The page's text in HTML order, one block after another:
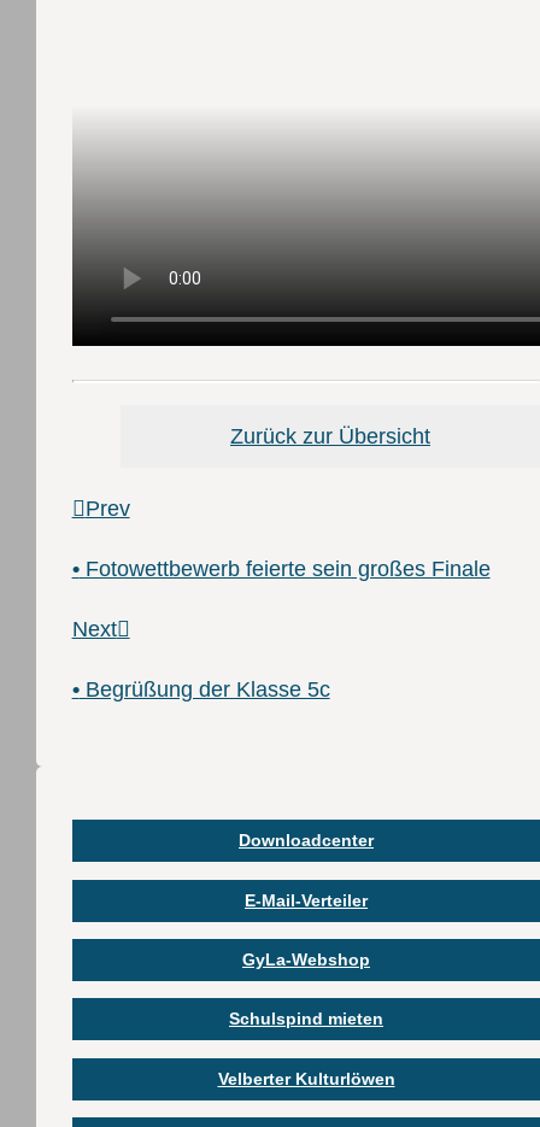
Zurück zur Übersicht
Prev
•Fotowettbewerb feierte sein großes Finale
Next
•Begrüßung der Klasse 5c
Downloadcenter
E-Mail-Verteiler
GyLa-Webshop
Schulspind mieten
Velberter Kulturlöwen